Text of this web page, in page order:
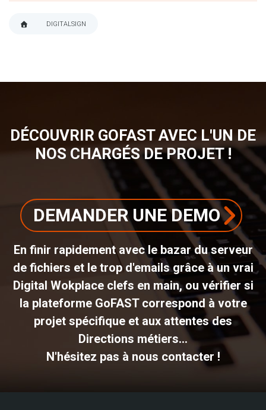
DIGITALSIGN
DÉCOUVRIR GOFAST AVEC L'UN DE
NOS CHARGÉS DE PROJET !
DEMANDER UNE DEMO
En finir rapidement avec le bazar du serveur
de fichiers et le trop d'emails grâce à un vrai
Digital Wokplace clefs en main, ou vérifier si
la plateforme GoFAST correspond à votre
projet spécifique et aux attentes des
Directions métiers...
N'hésitez pas à nous contacter !